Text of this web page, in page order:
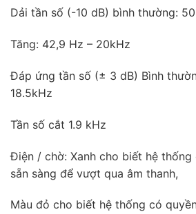
Dải tần số (-10 dB) bình thường:
Tăng: 42,9 Hz – 20kHz
Đáp ứng tần số (± 3 dB) Bình
18.5kHz
Tần số cắt 1.9 kHz
Điện / chờ: Xanh cho biết hệ thống
sẵn sàng để vượt qua âm thanh,
Màu đỏ cho biết hệ thống có